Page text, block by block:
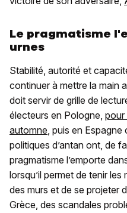
Le pragmatisme
urnes
Stabilité, autorité et
continuer à mettre la main
doit servir de grille de
électeurs en Pologne, pour
automne, puis en
politiques d’antan ont, de
pragmatisme l’emporte
lorsqu’il permet de tenir
des murs et de se projeter
Grèce, des scandales